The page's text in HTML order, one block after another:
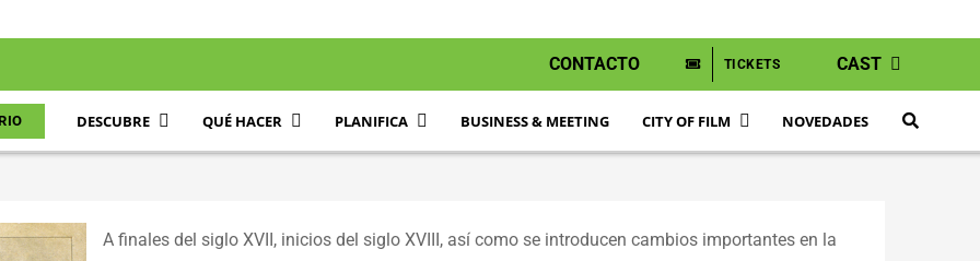
CONTACTO TICKETS CAST
DESCUBRE QUÉ HACER PLANIFICA BUSINESS & MEETING CITY OF FILM NOVEDADES
A finales del siglo XVII, inicios del siglo XVIII, así como se introducen cambios importantes en la